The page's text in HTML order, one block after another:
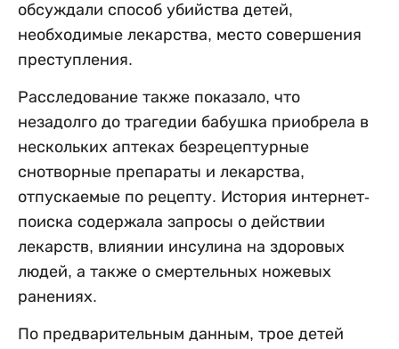
обсуждали способ убийства детей,
необходимые лекарства, место совершения
преступления.
Расследование также показало, что
незадолго до трагедии бабушка приобрела в
нескольких аптеках безрецептурные
снотворные препараты и лекарства,
отпускаемые по рецепту. История интернет-
поиска содержала запросы о действии
лекарств, влиянии инсулина на здоровых
людей, а также о смертельных ножевых
ранениях.
По предварительным данным, трое детей